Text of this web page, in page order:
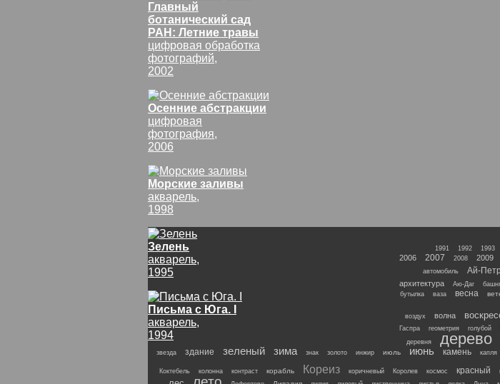
Главный
ботанический сад
РАН: Летние травы
цифровая обработка
фотографий,
2002
Осенние абстракции
цифровая
фотография,
2006
Морские заливы
акварель,
1998
Зелень
акварель,
1995
Письма с Юга. I
акварель,
1994
1991 1992 1993
2006
2007 2008 2009
автомобиль
Ай-
архитектура Аю-Даг
бутылка
ваза весна
воздух волна
Гаспра геометрия голубой
деревня
дерево
звезда здание зеленый зима знак золото инжир июль июнь камень капля
Коктебель колонна контраст корабльКореиз коричневый Королев космос красный